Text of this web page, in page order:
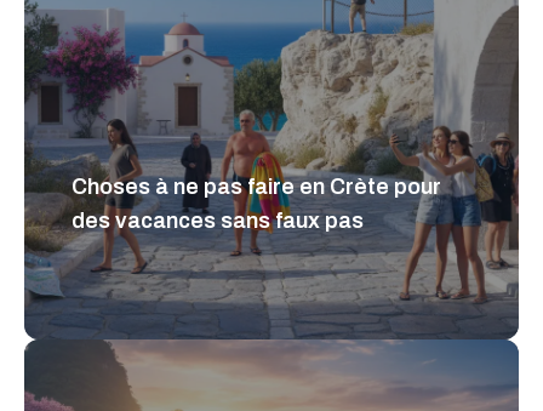
Choses à ne pas faire en Crète pour
des vacances sans faux pas